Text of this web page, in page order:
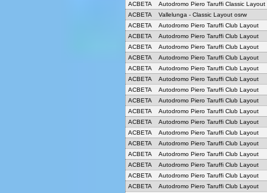
ACBETA
Autodromo Piero Taruffi Classic Layout
ACBETA
Vallelunga - Classic Layout osrw
ACBETA
Autodromo Piero Taruffi Club Layout
ACBETA
Autodromo Piero Taruffi Club Layout
ACBETA
Autodromo Piero Taruffi Club Layout
ACBETA
Autodromo Piero Taruffi Club Layout
ACBETA
Autodromo Piero Taruffi Club Layout
ACBETA
Autodromo Piero Taruffi Club Layout
ACBETA
Autodromo Piero Taruffi Club Layout
ACBETA
Autodromo Piero Taruffi Club Layout
ACBETA
Autodromo Piero Taruffi Club Layout
ACBETA
Autodromo Piero Taruffi Club Layout
ACBETA
Autodromo Piero Taruffi Club Layout
ACBETA
Autodromo Piero Taruffi Club Layout
ACBETA
Autodromo Piero Taruffi Club Layout
ACBETA
Autodromo Piero Taruffi Club Layout
ACBETA
Autodromo Piero Taruffi Club Layout
ACBETA
Autodromo Piero Taruffi Club Layout